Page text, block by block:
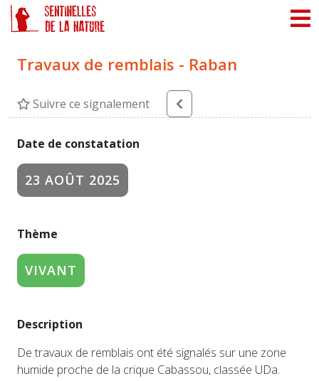
Travaux de remblais - Raban
Suivre ce signalement
Date de constatation
23 AOÛT 2025
Thème
VIVANT
Description
De travaux de remblais ont été signalés sur une zone
humide proche de la crique Cabassou, classée UDa.
Panneau de gestion des cookies